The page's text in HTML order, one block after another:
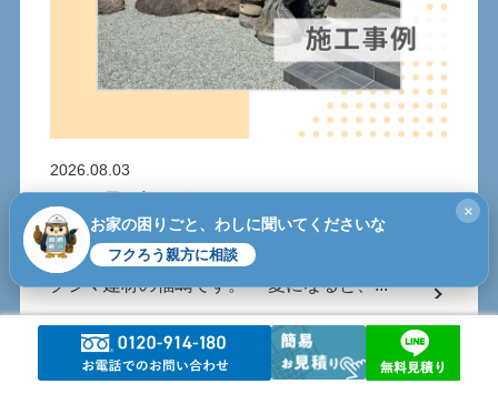
2026.08.03
日差し・暑さ対策｜熊本市
熊本県菊池市の窓・玄関リフォーム専門店、フ
クシマ建材の福嶋です。 「夏になると、...
お家の困りごと、わしに聞いてくださいな
フクろう親方に相談
×